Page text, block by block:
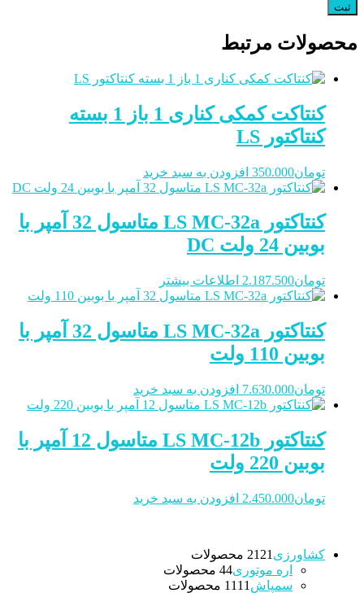
محصولات مرتبط
کنتاکت کمکی کناری 1 باز 1 بسته
کنتاکتور LS
تومان350.000 افزودن به سبد خرید
کنتاکتور LS MC-32a متاسول 32 آمپر با
بوبین 24 ولت DC
تومان2.187.500 اطلاعات بیشتر
کنتاکتور LS MC-32a متاسول 32 آمپر با
بوبین 110 ولت
تومان7.630.000 افزودن به سبد خرید
کنتاکتور LS MC-12b متاسول 12 آمپر با
بوبین 220 ولت
تومان2.450.000 افزودن به سبد خرید
کشاورزی 21 21 محصولات
اره موتوری 44 محصولات
سمپاش
11 11 محصولات